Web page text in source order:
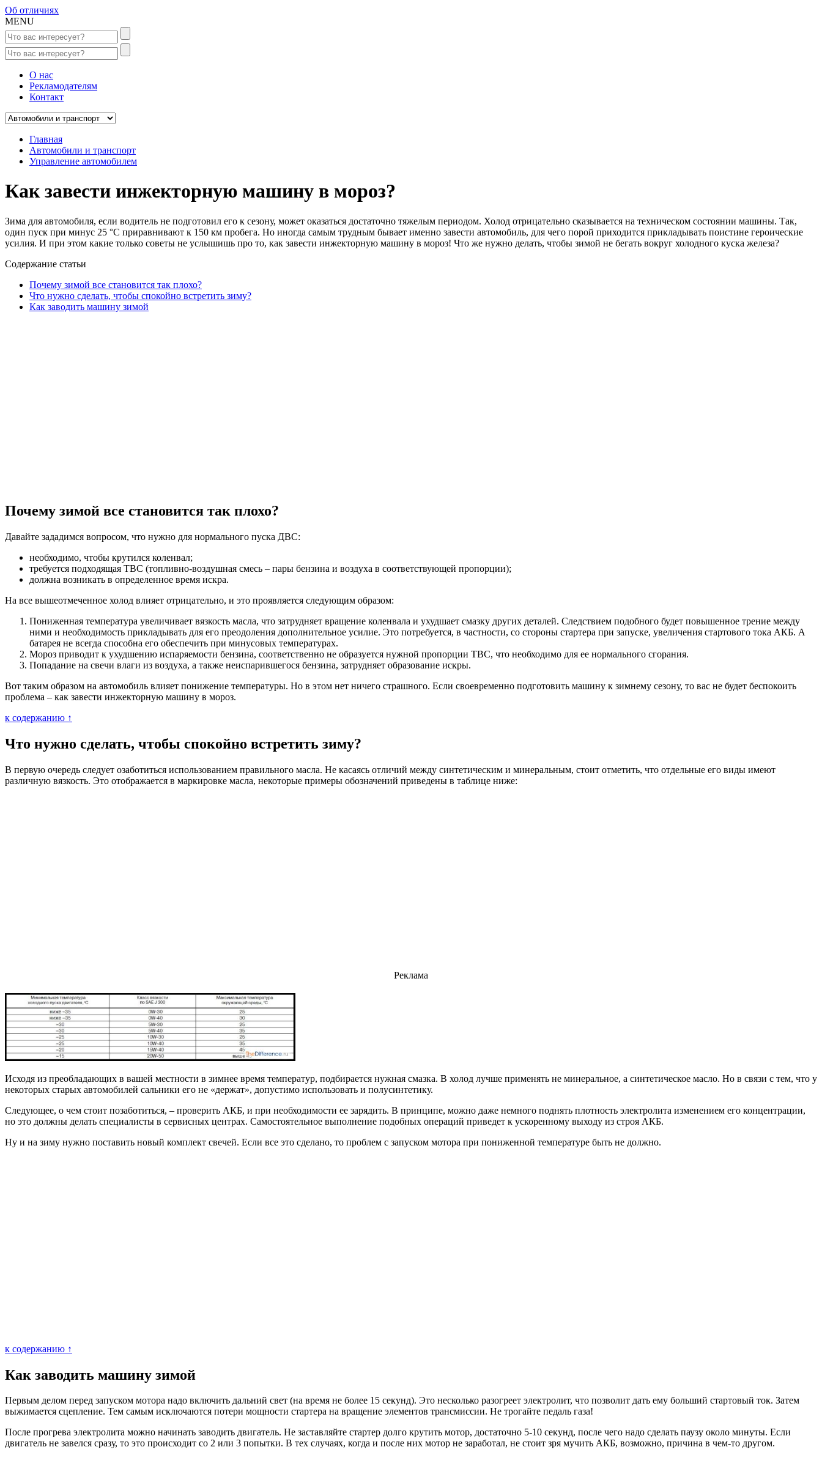
Об отличиях
MENU
О нас
Рекламодателям
Контакт
Главная
Автомобили и транспорт
Управление автомобилем
Как завести инжекторную машину в мороз?
Зима для автомобиля, если водитель не подготовил его к сезону, может оказаться достаточно тяжелым периодом. Холод отрицательно сказывается на техническом состоянии машины. Так,
один пуск при минус 25 °С приравнивают к 150 км пробега. Но иногда самым трудным бывает именно завести автомобиль, для чего порой приходится прикладывать поистине героические
усилия. И при этом какие только советы не услышишь про то, как завести инжекторную машину в мороз! Что же нужно делать, чтобы зимой не бегать вокруг холодного куска железа?
Содержание статьи
Почему зимой все становится так плохо?
Что нужно сделать, чтобы спокойно встретить зиму?
Как заводить машину зимой
Почему зимой все становится так плохо?
Давайте зададимся вопросом, что нужно для нормального пуска ДВС:
необходимо, чтобы крутился коленвал;
требуется подходящая ТВС (топливно-воздушная смесь – пары бензина и воздуха в соответствующей пропорции);
должна возникать в определенное время искра.
На все вышеотмеченное холод влияет отрицательно, и это проявляется следующим образом:
Пониженная температура увеличивает вязкость масла, что затрудняет вращение коленвала и ухудшает смазку других деталей. Следствием подобного будет повышенное трение между
ними и необходимость прикладывать для его преодоления дополнительное усилие. Это потребуется, в частности, со стороны стартера при запуске, увеличения стартового тока АКБ. А
батарея не всегда способна его обеспечить при минусовых температурах.
Мороз приводит к ухудшению испаряемости бензина, соответственно не образуется нужной пропорции ТВС, что необходимо для ее нормального сгорания.
Попадание на свечи влаги из воздуха, а также неиспарившегося бензина, затрудняет образование искры.
Вот таким образом на автомобиль влияет понижение температуры. Но в этом нет ничего страшного. Если своевременно подготовить машину к зимнему сезону, то вас не будет беспокоить
проблема – как завести инжекторную машину в мороз.
к содержанию ↑
Что нужно сделать, чтобы спокойно встретить зиму?
В первую очередь следует озаботиться использованием правильного масла. Не касаясь отличий между синтетическим и минеральным, стоит отметить, что отдельные его виды имеют
различную вязкость. Это отображается в маркировке масла, некоторые примеры обозначений приведены в таблице ниже:
Реклама
Исходя из преобладающих в вашей местности в зимнее время температур, подбирается нужная смазка. В холод лучше применять не минеральное, а синтетическое масло. Но в связи с тем, что у
некоторых старых автомобилей сальники его не «держат», допустимо использовать и полусинтетику.
Следующее, о чем стоит позаботиться, – проверить АКБ, и при необходимости ее зарядить. В принципе, можно даже немного поднять плотность электролита изменением его концентрации,
но это должны делать специалисты в сервисных центрах. Самостоятельное выполнение подобных операций приведет к ускоренному выходу из строя АКБ.
Ну и на зиму нужно поставить новый комплект свечей. Если все это сделано, то проблем с запуском мотора при пониженной температуре быть не должно.
к содержанию ↑
Как заводить машину зимой
Первым делом перед запуском мотора надо включить дальний свет (на время не более 15 секунд). Это несколько разогреет электролит, что позволит дать ему больший стартовый ток. Затем
выжимается сцепление. Тем самым исключаются потери мощности стартера на вращение элементов трансмиссии. Не трогайте педаль газа!
После прогрева электролита можно начинать заводить двигатель. Не заставляйте стартер долго крутить мотор, достаточно 5-10 секунд, после чего надо сделать паузу около минуты. Если
двигатель не завелся сразу, то это происходит со 2 или 3 попытки. В тех случаях, когда и после них мотор не заработал, не стоит зря мучить АКБ, возможно, причина в чем-то другом.